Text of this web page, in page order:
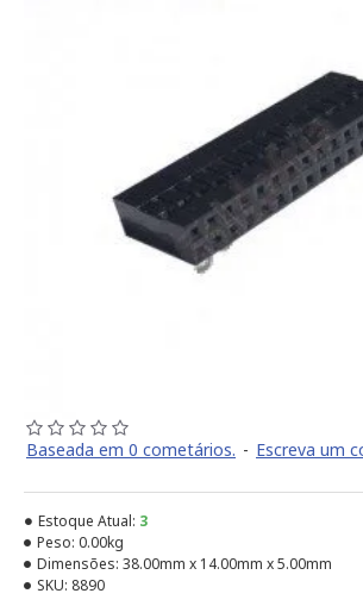
Baseada em 0 cometários. - Escreva um
Estoque Atual: 3
Peso: 0.00kg
Dimensões: 38.00mm x 14.00mm x 5.00mm
SKU: 8890